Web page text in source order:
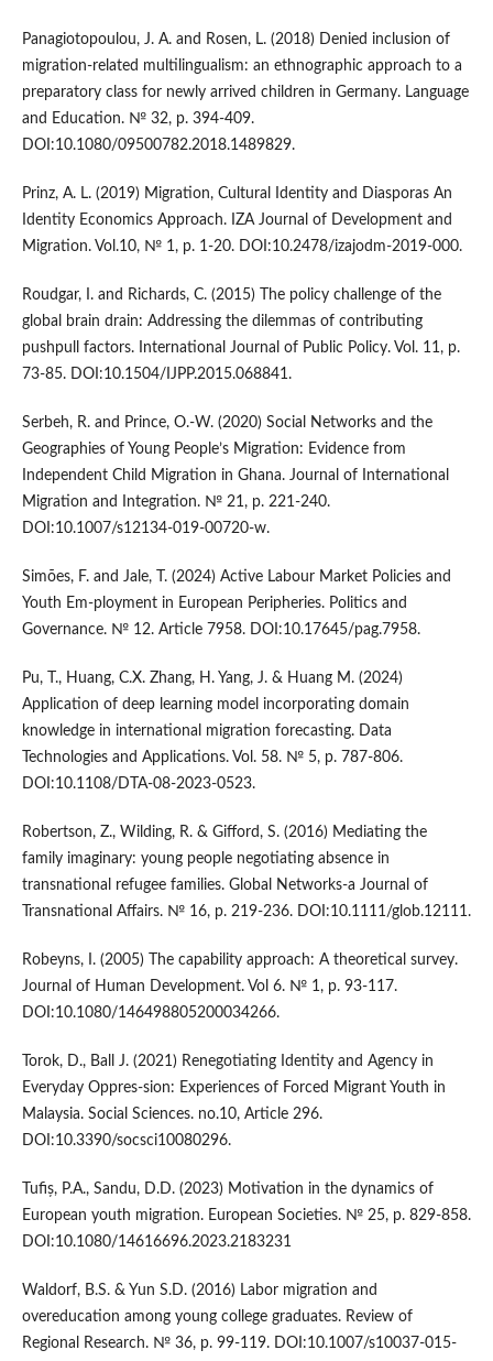
Panagiotopoulou, J. A. and Rosen, L. (2018) Denied inclusion of
migration-related multilingualism: an ethnographic approach to a
preparatory class for newly arrived children in Germany. Language
and Education. № 32, p. 394-409.
DOI:10.1080/09500782.2018.1489829.
Prinz, A. L. (2019) Migration, Cultural Identity and Diasporas An
Identity Economics Approach. IZA Journal of Development and
Migration. Vol.10, № 1, p. 1-20. DOI:10.2478/izajodm-2019-000.
Roudgar, I. and Richards, C. (2015) The policy challenge of the
global brain drain: Addressing the dilemmas of contributing
pushpull factors. International Journal of Public Policy. Vol. 11, p.
73-85. DOI:10.1504/IJPP.2015.068841.
Serbeh, R. and Prince, O.-W. (2020) Social Networks and the
Geographies of Young People’s Migration: Evidence from
Independent Child Migration in Ghana. Journal of International
Migration and Integration. № 21, p. 221-240.
DOI:10.1007/s12134-019-00720-w.
Simões, F. and Jale, T. (2024) Active Labour Market Policies and
Youth Em-ployment in European Peripheries. Politics and
Governance. № 12. Article 7958. DOI:10.17645/pag.7958.
Pu, T., Huang, C.X. Zhang, H. Yang, J. & Huang M. (2024)
Application of deep learning model incorporating domain
knowledge in international migration forecasting. Data
Technologies and Applications. Vol. 58. № 5, р. 787-806.
DOI:10.1108/DTA-08-2023-0523.
Robertson, Z., Wilding, R. & Gifford, S. (2016) Mediating the
family imaginary: young people negotiating absence in
transnational refugee families. Global Networks-a Journal of
Transnational Affairs. № 16, p. 219-236. DOI:10.1111/glob.12111.
Robeyns, I. (2005) The capability approach: A theoretical survey.
Journal of Human Development. Vol 6. № 1, p. 93-117.
DOI:10.1080/146498805200034266.
Torok, D., Ball J. (2021) Renegotiating Identity and Agency in
Everyday Oppres-sion: Experiences of Forced Migrant Youth in
Malaysia. Social Sciences. no.10, Article 296.
DOI:10.3390/socsci10080296.
Tufiș, P.A., Sandu, D.D. (2023) Motivation in the dynamics of
European youth migration. European Societies. № 25, p. 829-858.
DOI:10.1080/14616696.2023.2183231
Waldorf, B.S. & Yun S.D. (2016) Labor migration and
overeducation among young college graduates. Review of
Regional Research. № 36, p. 99-119. DOI:10.1007/s10037-015-